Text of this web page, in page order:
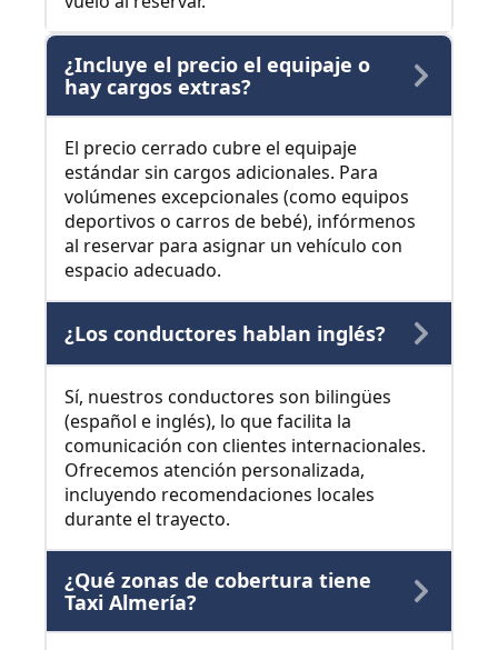
¿Incluye el precio el equipaje o
hay cargos extras?
El precio cerrado cubre el equipaje
estándar sin cargos adicionales. Para
volúmenes excepcionales (como equipos
deportivos o carros de bebé), infórmenos
al reservar para asignar un vehículo con
espacio adecuado.
¿Los conductores hablan inglés?
Sí, nuestros conductores son bilingües
(español e inglés), lo que facilita la
comunicación con clientes internacionales.
Ofrecemos atención personalizada,
incluyendo recomendaciones locales
durante el trayecto.
¿Qué zonas de cobertura tiene
Taxi Almería?